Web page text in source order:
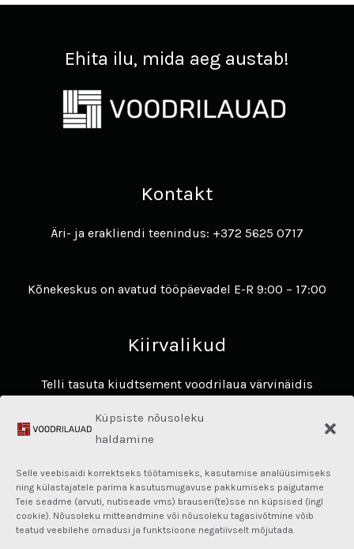
Küpsiste nõusoleku
haldamine
Selle veebisaidi korrektseks töötamiseks, kasutamise analüüsimiseks
ning külastajatele parima kasutusmugavuse pakkumiseks paigutame
Teie seadme (arvuti, nutiseade vms) brauseri(te)sse nn küpsised (ingl
cookie). Nõusoleku mitteandmine või nõusoleku tagasivõtmine võib
teatud veebilehe omadusi ja funktsioone negatiivselt mõjutada.
Ehita ilu, mida aeg austab!
Kontakt
Äri- ja erakliendi teenindus: +372 5625 0717
Kõnekeskus on avatud tööpäevadel E-R 9:00 – 17:00
Kiirvalikud
Telli tasuta kiudtsement voodrilaua värvinäidis
Hardie® Architectural Panel
Fassaadikalkulaator
Kasulik teave
Privaatsuspoliitika